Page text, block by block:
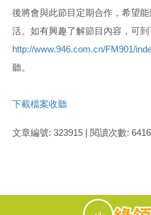
後將會與此節目定期合作，希望
活。如有興趣了解節目內容，可
http://www.946.com.cn/FM901/
聽。
下載檔案收聽
文章編號: 323915 | 閱讀次數: 6416